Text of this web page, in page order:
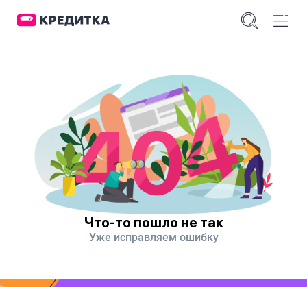
Что-то пошло не так
Уже исправляем ошибку